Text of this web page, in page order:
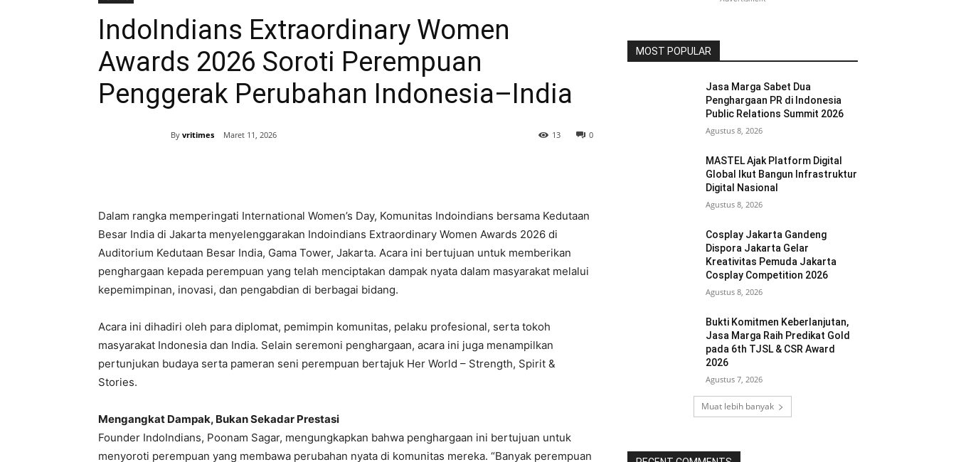
IndoIndians Extraordinary Women
Awards 2026 Soroti Perempuan
Penggerak Perubahan Indonesia–India
By vritimes Maret 11, 2026 0
13
Dalam rangka memperingati International Women’s Day, Komunitas Indoindians bersama Kedutaan
Besar India di Jakarta menyelenggarakan Indoindians Extraordinary Women Awards 2026 di
Auditorium Kedutaan Besar India, Gama Tower, Jakarta. Acara ini bertujuan untuk memberikan
penghargaan kepada perempuan yang telah menciptakan dampak nyata dalam masyarakat melalui
kepemimpinan, inovasi, dan pengabdian di berbagai bidang.
Acara ini dihadiri oleh para diplomat, pemimpin komunitas, pelaku profesional, serta tokoh
masyarakat Indonesia dan India. Selain seremoni penghargaan, acara ini juga menampilkan
pertunjukan budaya serta pameran seni perempuan bertajuk Her World – Strength, Spirit &
Stories.
Mengangkat Dampak, Bukan Sekadar Prestasi
Founder IndoIndians, Poonam Sagar, mengungkapkan bahwa penghargaan ini bertujuan untuk
menyoroti perempuan yang membawa perubahan nyata di komunitas mereka. “Banyak perempuan
MOST POPULAR
Jasa Marga Sabet Dua
Penghargaan PR di Indonesia
Public Relations Summit 2026
Agustus 8, 2026
MASTEL Ajak Platform Digital
Global Ikut Bangun Infrastruktur
Digital Nasional
Agustus 8, 2026
Cosplay Jakarta Gandeng
Dispora Jakarta Gelar
Kreativitas Pemuda Jakarta
Cosplay Competition 2026
Agustus 8, 2026
Bukti Komitmen Keberlanjutan,
Jasa Marga Raih Predikat Gold
pada 6th TJSL & CSR Award
2026
Agustus 7, 2026
Muat lebih banyak